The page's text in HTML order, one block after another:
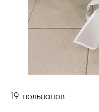
19 тюльпанов